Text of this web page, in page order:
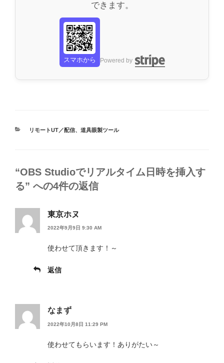
できます。
スマホから Powered by
カ
リモートUT／配信、 道具眼製ツール
“OBS Studioでリアルタイム日時を挿入す
る” への4件の返信
東京ホヌ
2022年9月9日 9:30 AM
使わせて頂きます！～
返信
なまず
2022年10月8日 11:29 PM
使わせてもらいます！ありがたい～